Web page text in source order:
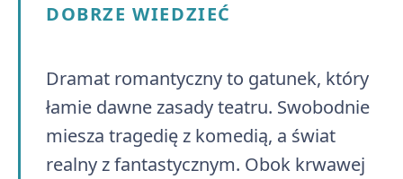
DOBRZE WIEDZIEĆ
Dramat romantyczny to gatunek, który
łamie dawne zasady teatru. Swobodnie
miesza tragedię z komedią, a świat
realny z fantastycznym. Obok krwawej